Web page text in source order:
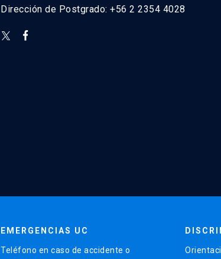
Dirección de Postgrado: +56 2 2354 4028
EMERGENCIAS UC
Teléfono en caso de accidente o